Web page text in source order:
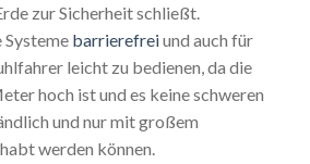
zur Sicherheit schließt.
Systeme barrierefreiund auch für
leicht zu bedienen, da die
hoch ist und es keine schweren
und nur mit großem
werden können.